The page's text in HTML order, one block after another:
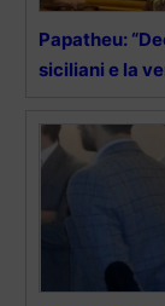
Papatheu:
siciliani e la